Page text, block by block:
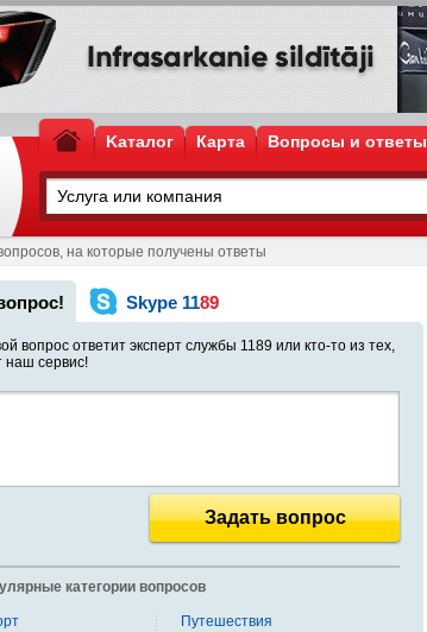
Kаталог Карта Вопросы и ответы
на которые получены ответы
Skype 1189
вопрос ответит эксперт службы 1189 или кто-то из тех,
наш сервис!
Задать вопрос
категории вопросов
Путешествия